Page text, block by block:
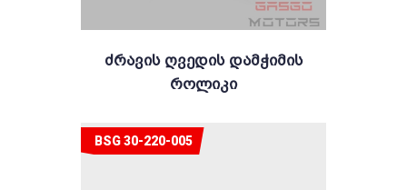
Ძრავის Ღვედის Დამჭიმის
Როლიკი
BSG 30-220-005